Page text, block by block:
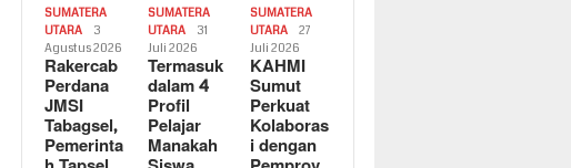
SUMATERA
UTARA
3
Agustus 2026
Rakercab
Perdana
JMSI
Tabagsel,
Pemerinta
SUMATERA
UTARA
31
Juli 2026
Termasuk
dalam 4
Profil
Pelajar
Manakah
SUMATERA
UTARA
27
Juli 2026
KAHMI
Sumut
Perkuat
Kolaboras
i dengan